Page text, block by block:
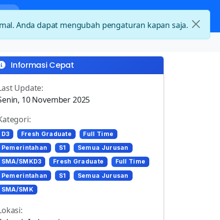
Informasi Cepat
Update:
10 November 2025
D3 Fresh Graduate
Full Time
Pemerintahan
S1
Semua Jurusan
SMA/SMKD3
Fresh Graduate
Full Time
Pemerintahan
S1
Semua Jurusan
SMA/SMK
Anda dapat mengubah pengaturan kapan saja.